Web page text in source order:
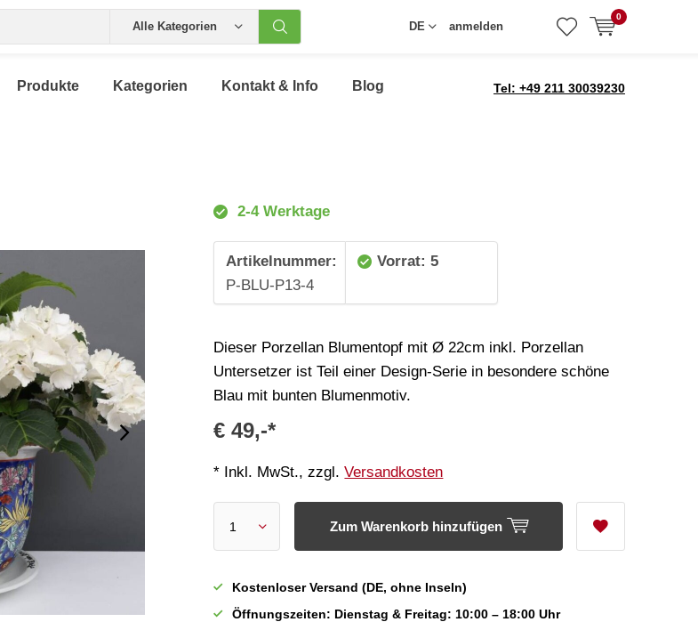
Alle Kategorien DE anmelden
0
Produkte Kategorien Kontakt & Info Blog Tel: +49 211 30039230
2-4 Werktage
Artikelnummer:
P-BLU-P13-4
Vorrat: 5
Dieser Porzellan Blumentopf mit Ø 22cm inkl. Porzellan
Untersetzer ist Teil einer Design-Serie in besondere schöne
Blau mit bunten Blumenmotiv.
€ 49,-*
* Inkl. MwSt., zzgl.Versandkosten
Zum Warenkorb hinzufügen
Kostenloser Versand (DE, ohne Inseln)
Öffnungszeiten: Dienstag & Freitag: 10:00 – 18:00 Uhr